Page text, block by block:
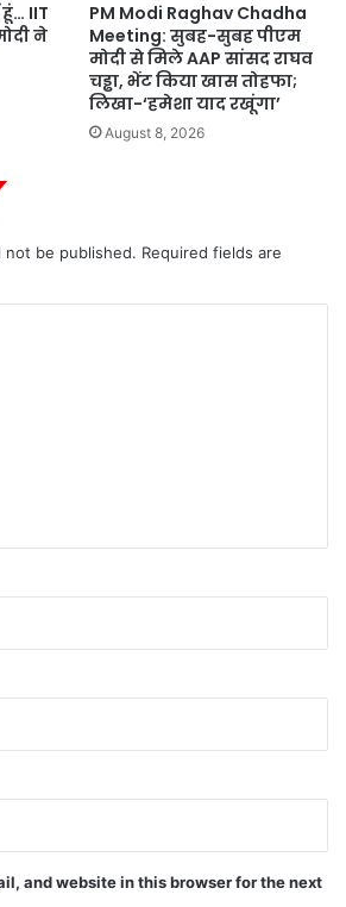
IIT
ने
PM Modi Raghav Chadha
Meeting: सुबह-सुबह पीएम
मोदी से मिले AAP सांसद राघव
चड्ढा, भेंट किया खास तोहफा;
लिखा-‘हमेशा याद रखूंगा’
August 8, 2026
not be published. Required fields are
and website in this browser for the next